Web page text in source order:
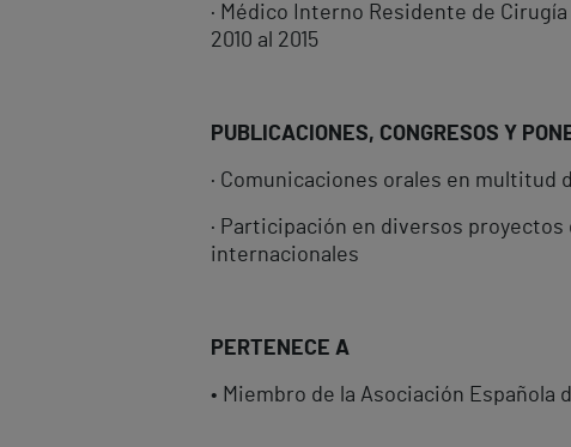
· Médico Interno Residente de
2010 al 2015
PUBLICACIONES, CONGRESOS Y
· Comunicaciones orales en multitud
· Participación en diversos
internacionales
PERTENECE A
• Miembro de la Asociación Española